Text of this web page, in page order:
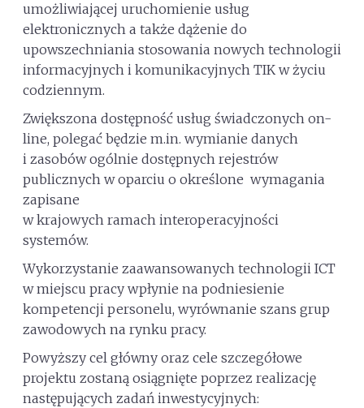
umożliwiającej uruchomienie usług
elektronicznych a także dążenie do
upowszechniania stosowania nowych technologii
informacyjnych i komunikacyjnych TIK w życiu
codziennym.
Zwiększona dostępność usług świadczonych on-
line, polegać będzie m.in. wymianie danych
i zasobów ogólnie dostępnych rejestrów
publicznych w oparciu o określone wymagania
zapisane
w krajowych ramach interoperacyjności
systemów.
Wykorzystanie zaawansowanych technologii ICT
w miejscu pracy wpłynie na podniesienie
kompetencji personelu, wyrównanie szans grup
zawodowych na rynku pracy.
Powyższy cel główny oraz cele szczegółowe
projektu zostaną osiągnięte poprzez realizację
następujących zadań inwestycyjnych: